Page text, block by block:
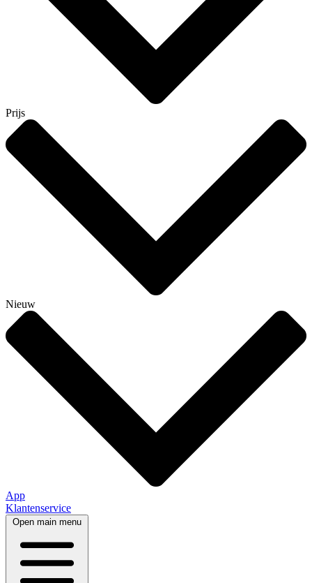
Prijs
Nieuw
App
Klantenservice
Open main menu